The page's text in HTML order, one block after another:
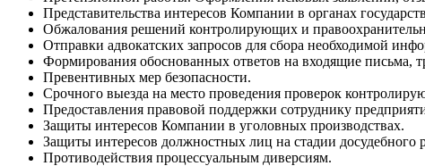
Представительства интересов Компании в органах
Обжалования решений контролирующих и
Отправки адвокатских запросов для сбора необходимой
Формирования обоснованных ответов на входящие письма,
Превентивных мер безопасности.
Срочного выезда на место проведения проверок
Предоставления правовой поддержки сотруднику
Защиты интересов Компании в уголовных производствах.
Защиты интересов должностных лиц на стадии досудебного
Противодействия процессуальным диверсиям.